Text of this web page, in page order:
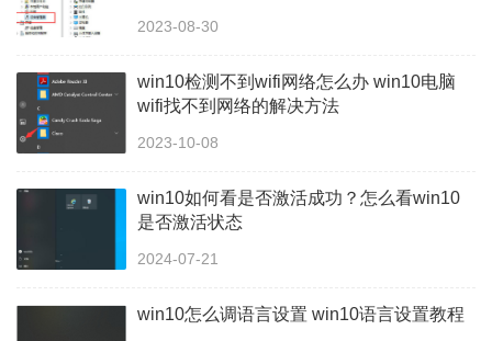
2023-08-30
win10检测不到wifi网络怎么办 win10电脑
wifi找不到网络的解决方法
2023-10-08
win10如何看是否激活成功？怎么看win10
是否激活状态
2024-07-21
win10怎么调语言设置 win10语言设置教程